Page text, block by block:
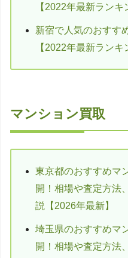
【2022年最新ランキ
新宿で人気のおすす
【2022年最新ランキ
マンション買取
東京都のおすすめマ
開！相場や査定方法
説【2026年最新】
埼玉県のおすすめマ
開！相場や査定方法